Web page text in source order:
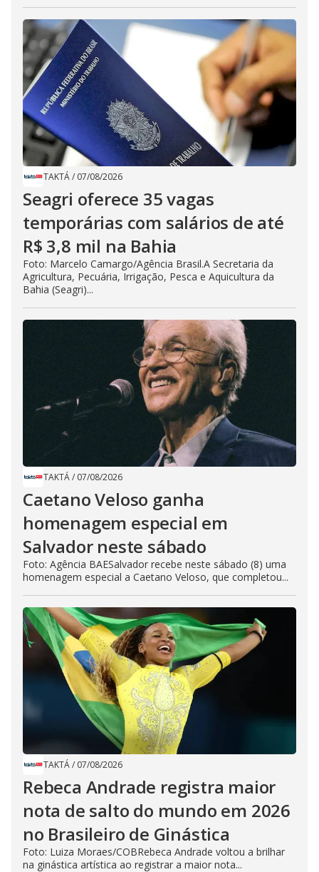
TAKTÁ/ 07/08/2026
Seagri oferece 35 vagas
temporárias com salários de até
R$ 3,8 mil na Bahia
Foto: Marcelo Camargo/Agência Brasil.A Secretaria da
Agricultura, Pecuária, Irrigação, Pesca e Aquicultura da
Bahia (Seagri)...
TAKTÁ/ 07/08/2026
Caetano Veloso ganha
homenagem especial em
Salvador neste sábado
Foto: Agência BAESalvador recebe neste sábado (8) uma
homenagem especial a Caetano Veloso, que completou...
TAKTÁ/ 07/08/2026
Rebeca Andrade registra maior
nota de salto do mundo em 2026
no Brasileiro de Ginástica
Foto: Luiza Moraes/COBRebeca Andrade voltou a brilhar
na ginástica artística ao registrar a maior nota...